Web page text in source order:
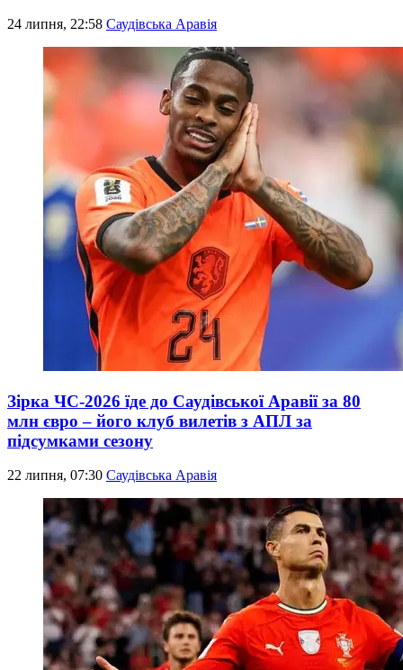
24 липня, 22:58 Саудівська Аравія
Зірка ЧС-2026 їде до Саудівської Аравії за 80
млн євро – його клуб вилетів з АПЛ за
підсумками сезону
22 липня, 07:30 Саудівська Аравія